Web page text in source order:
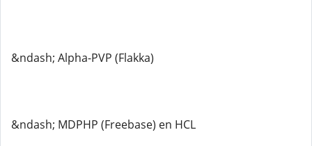
&ndash; Alpha-PVP (Flakka)
&ndash; MDPHP (Freebase) en HCL